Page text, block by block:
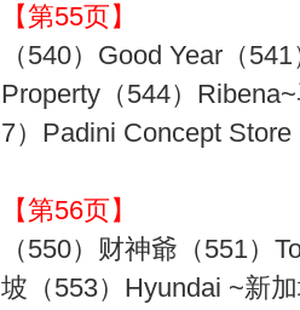
【第55页】
（540）Good Year（
Property（544）
7）Padini Concept
【第56页】
（550）财神爺（551）
坡（553）Hyundai ~新